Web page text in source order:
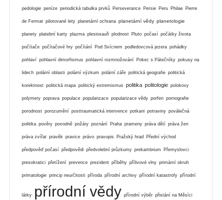
pedologie peníze periodická tabulka prvků Perseverance Persie Peru Philae Pierre
de Fermat pilotované lety planetární ochrana planetární vědy planetologie
planety platební karty plazma plesiosauři plodnost Pluto počasí počátky života
počítače počítačové hry počítání Pod Svícnem podledovcová jezera pohádky
pohlaví pohlavní dimorfismus pohlavní rozmnožování Pokec s Pátečníky pokusy na
lidech polární oblasti polární výzkum polární záře politická geografie politická
korektnost politická mapa politický extremismus politika politologie polokovy
polymery poprava populace popularizace popularizace vědy porfen pornografie
porodnost porozumění posttraumatická intervence potkani potraviny poválečná
politika pověry povodně požáry poznání Praha prameny práva dětí práva žen
práva zvířat pravěk pravice právo pravopis Pražský hrad Přední východ
předpověď počasí předpovědi předvolební průzkumy prekambrium Přemyslovci
presokratici přetížení prevence prezident příběhy přílivové vlny primární okruh
primatologie princip neurčitosti příroda přírodní archivy přírodní katastrofy přírodní
látky přírodní vědy přírodní výběr přistání na Měsíci